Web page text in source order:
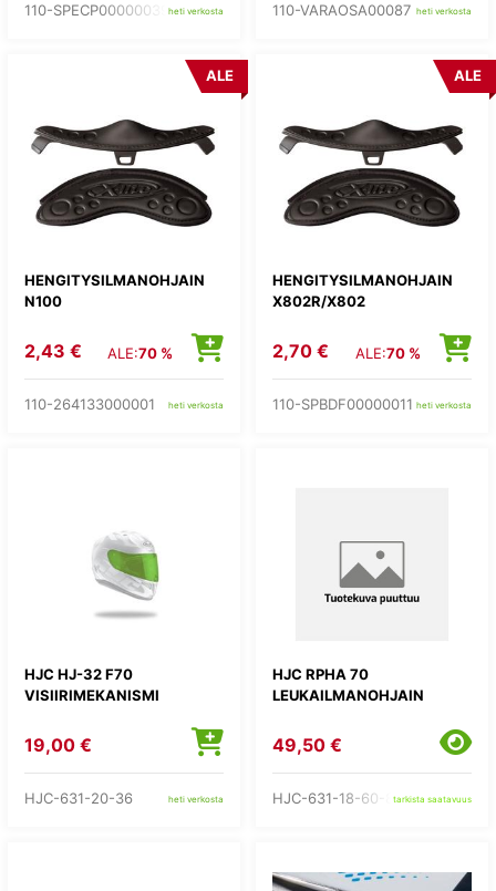
110-SPECP00000039heti verkosta 110-VARAOSA00087 heti verkosta
HENGITYSILMANOHJAIN
N100
ALE
2,43 € ALE:70 %
110-264133000001 heti verkosta
HENGITYSILMANOHJAIN
X802R/X802
ALE
2,70 € ALE:70 %
110-SPBDF00000011 heti verkosta
HJC HJ-32 F70
VISIIRIMEKANISMI
19,00 €
HJC-631-20-36 heti verkosta
HJC RPHA 70
LEUKAILMANOHJAIN
49,50 €
HJC-631-18-60-8tarkista saatavuus